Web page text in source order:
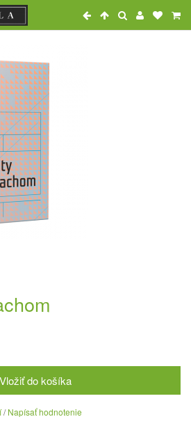
Vložiť do košíka
/Napísať hodnotenie